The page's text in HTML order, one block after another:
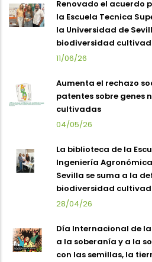
Renovado el acuerdo
la Escuela Tecnica
la Universidad de
biodiversidad
11/06/26
Aumenta el rechazo
patentes sobre genes
cultivadas
04/05/26
La biblioteca de la
Ingeniería
Sevilla se suma a la
biodiversidad
28/04/26
Día Internacional de
a la soberanía y a la
con las semillas, la